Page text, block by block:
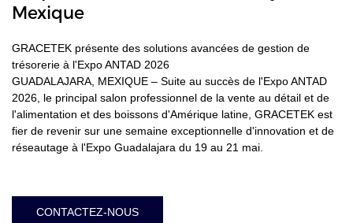
Mexique
GRACETEK présente des solutions avancées de gestion de
trésorerie à l'Expo ANTAD 2026
GUADALAJARA, MEXIQUE – Suite au succès de l'Expo ANTAD
2026, le principal salon professionnel de la vente au détail et de
l'alimentation et des boissons d'Amérique latine, GRACETEK est
fier de revenir sur une semaine exceptionnelle d'innovation et de
réseautage à l'Expo Guadalajara du 19 au 21 mai.
CONTACTEZ-NOUS